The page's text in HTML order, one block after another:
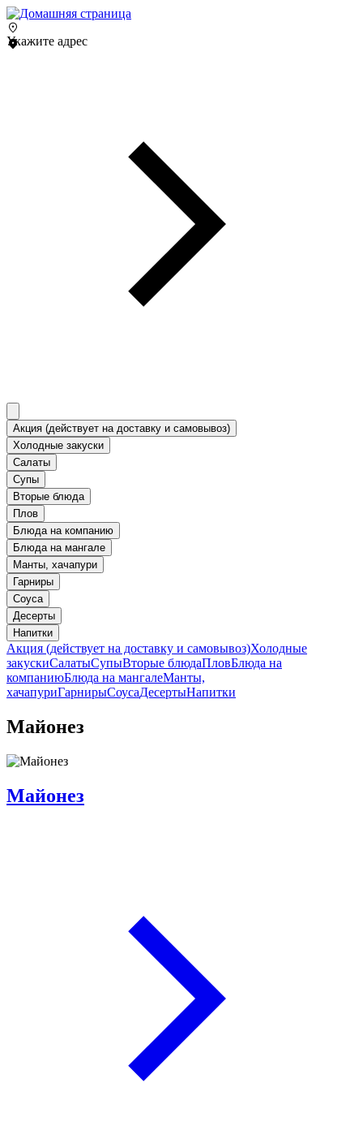
Укажите адрес
Акция (действует на доставку и самовывоз)
Холодные закуски
Салаты
Супы
Вторые блюда
Плов
Блюда на компанию
Блюда на мангале
Манты, хачапури
Гарниры
Соуса
Десерты
Напитки
Акция (действует на доставку и самовывоз)Холодные
закускиСалатыСупыВторые блюдаПловБлюда на
компаниюБлюда на мангалеМанты,
хачапуриГарнирыСоусаДесертыНапитки
Майонез
Майонез